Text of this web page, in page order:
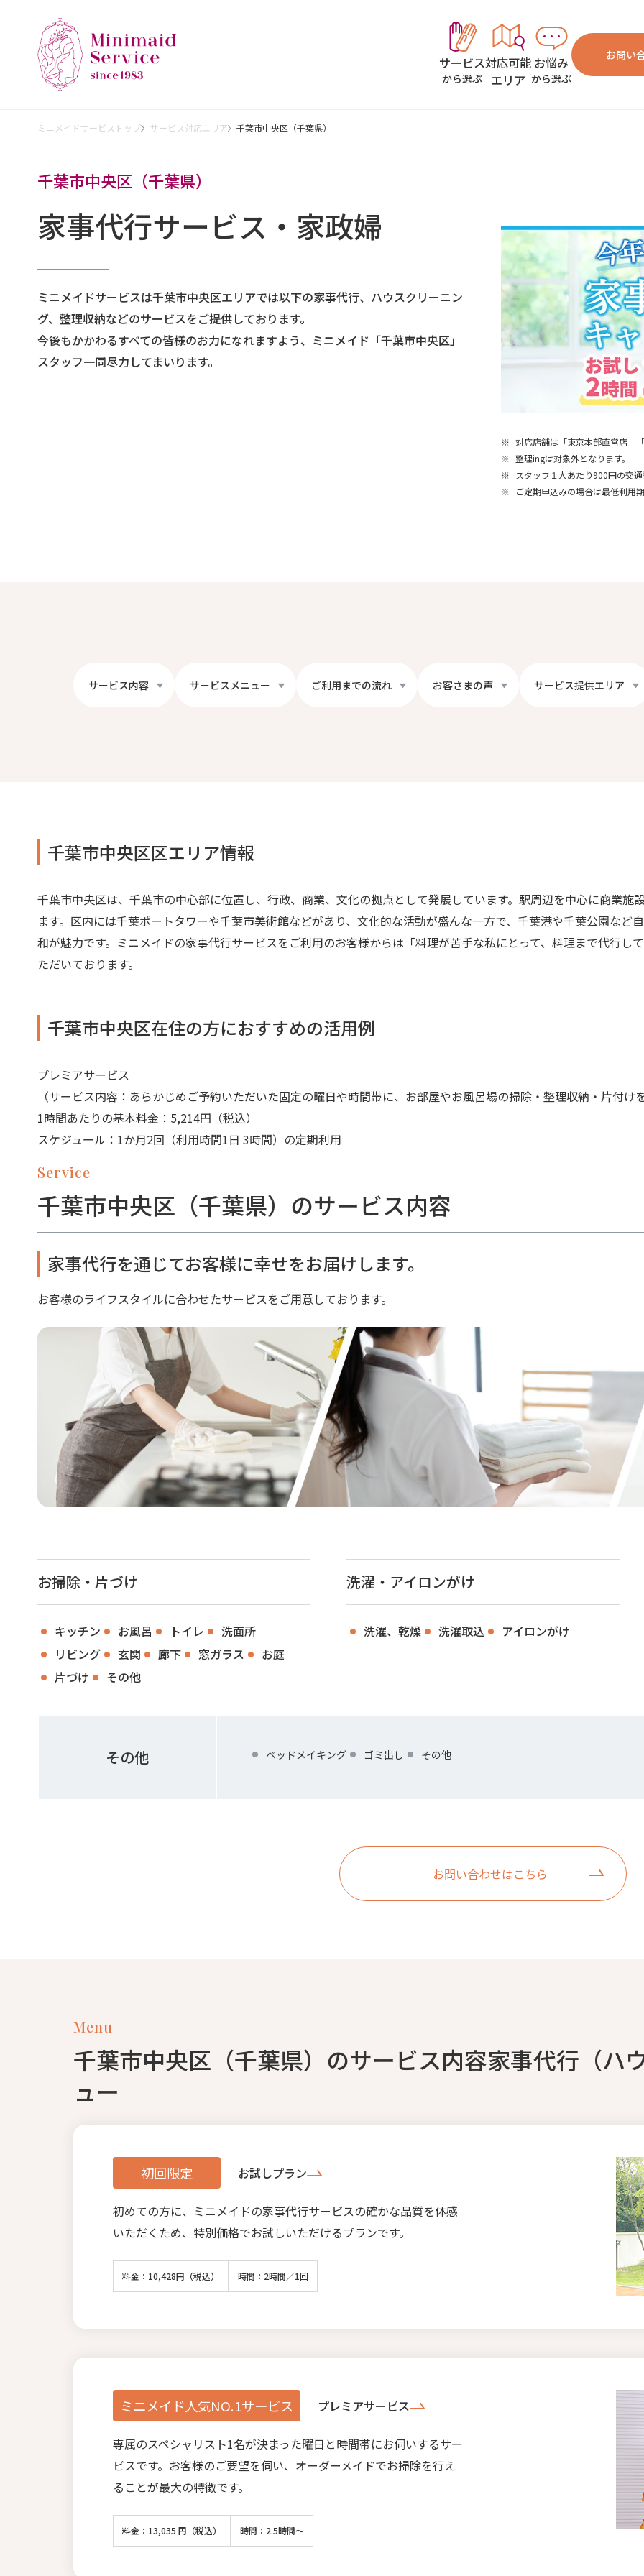
サービス
から選ぶ
対応可能
エリア
お悩み
から選ぶ
お問い
ミニメイドサービストップ サービス対応エリア 千葉市中央区（千葉県）
千葉市中央区（千葉県）
家事代行サービス・家政婦
ミニメイドサービスは千葉市中央区エリアでは以下の家事代行、ハウスクリーニン
グ、整理収納などのサービスをご提供しております。
今後もかかわるすべての皆様のお力になれますよう、ミニメイド「千葉市中央区」
スタッフ一同尽力してまいります。
※ 対応店舗は「東京本部直営店」
※ 整理ingは対象外となります。
※
スタッフ１人あたり900円の交
※
ご定期申込みの場合は最低利用
サービス内容 サービスメニュー ご利用までの流れ お客さまの声 サービス提供エリア
千葉市中央区区エリア情報
千葉市中央区は、千葉市の中心部に位置し、行政、商業、文化の拠点として発展しています。駅周辺を中心に商業施
ます。区内には千葉ポートタワーや千葉市美術館などがあり、文化的な活動が盛んな一方で、千葉港や千葉公園な
和が魅力です。ミニメイドの家事代行サービスをご利用のお客様からは「料理が苦手な私にとって、料理まで代行し
ただいております。
千葉市中央区在住の方におすすめの活用例
プレミアサービス
（サービス内容：あらかじめご予約いただいた固定の曜日や時間帯に、お部屋やお風呂場の掃除・整理収納・片付
1時間あたりの基本料金：5,214円（税込）
スケジュール：1か月2回（利用時間1日 3時間）の定期利用
Service
千葉市中央区（千葉県）のサービス内容
家事代行を通じてお客様に幸せをお届けします。
お客様のライフスタイルに合わせたサービスをご用意しております。
お掃除・片づけ
キッチン お風呂 トイレ
洗面所
リビング
玄関 廊下 窓ガラス
お庭
片づけ
その他
洗濯・アイロンがけ
洗濯、乾燥 洗濯取込 アイロンがけ
その他 ベッドメイキング ゴミ出し その他
お問い合わせはこちら
Menu
千葉市中央区（千葉県）のサービス内容家事代行（ハ
ュー
初回限定 お試しプラン
初めての方に、ミニメイドの家事代行サービスの確かな品質を体感
いただくため、特別価格でお試しいただけるプランです。
料金：10,428円（税込） 時間：2時間／1回
ミニメイド人気NO.1サービス プレミアサービス
専属のスペシャリスト1名が決まった曜日と時間帯にお伺いするサー
ビスです。お客様のご要望を伺い、オーダーメイドでお掃除を行え
ることが最大の特徴です。
料金：13,035 円（税込） 時間：2.5時間～